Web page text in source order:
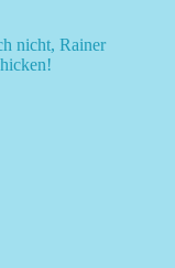
nicht, Rainer